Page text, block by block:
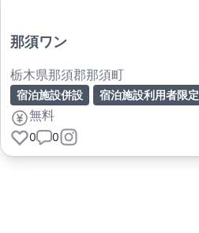
那須ワン
栃木県那須郡那須町
宿泊施設併設 宿泊施設利用者限定
無料
0 0